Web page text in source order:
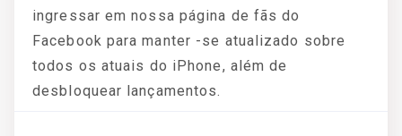
ingressar em nossa página de fãs do
Facebook para manter -se atualizado sobre
todos os atuais do iPhone, além de
desbloquear lançamentos.